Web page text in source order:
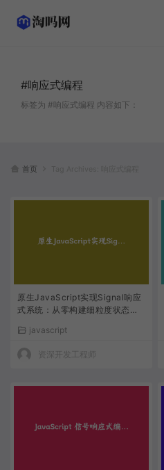
#响应式编程
标签为 #响应式编程 内容如下：
首页
原生JavaScript实现Signal响应
式系统：从零构建细粒度状态管
javascript
资深开发工程师